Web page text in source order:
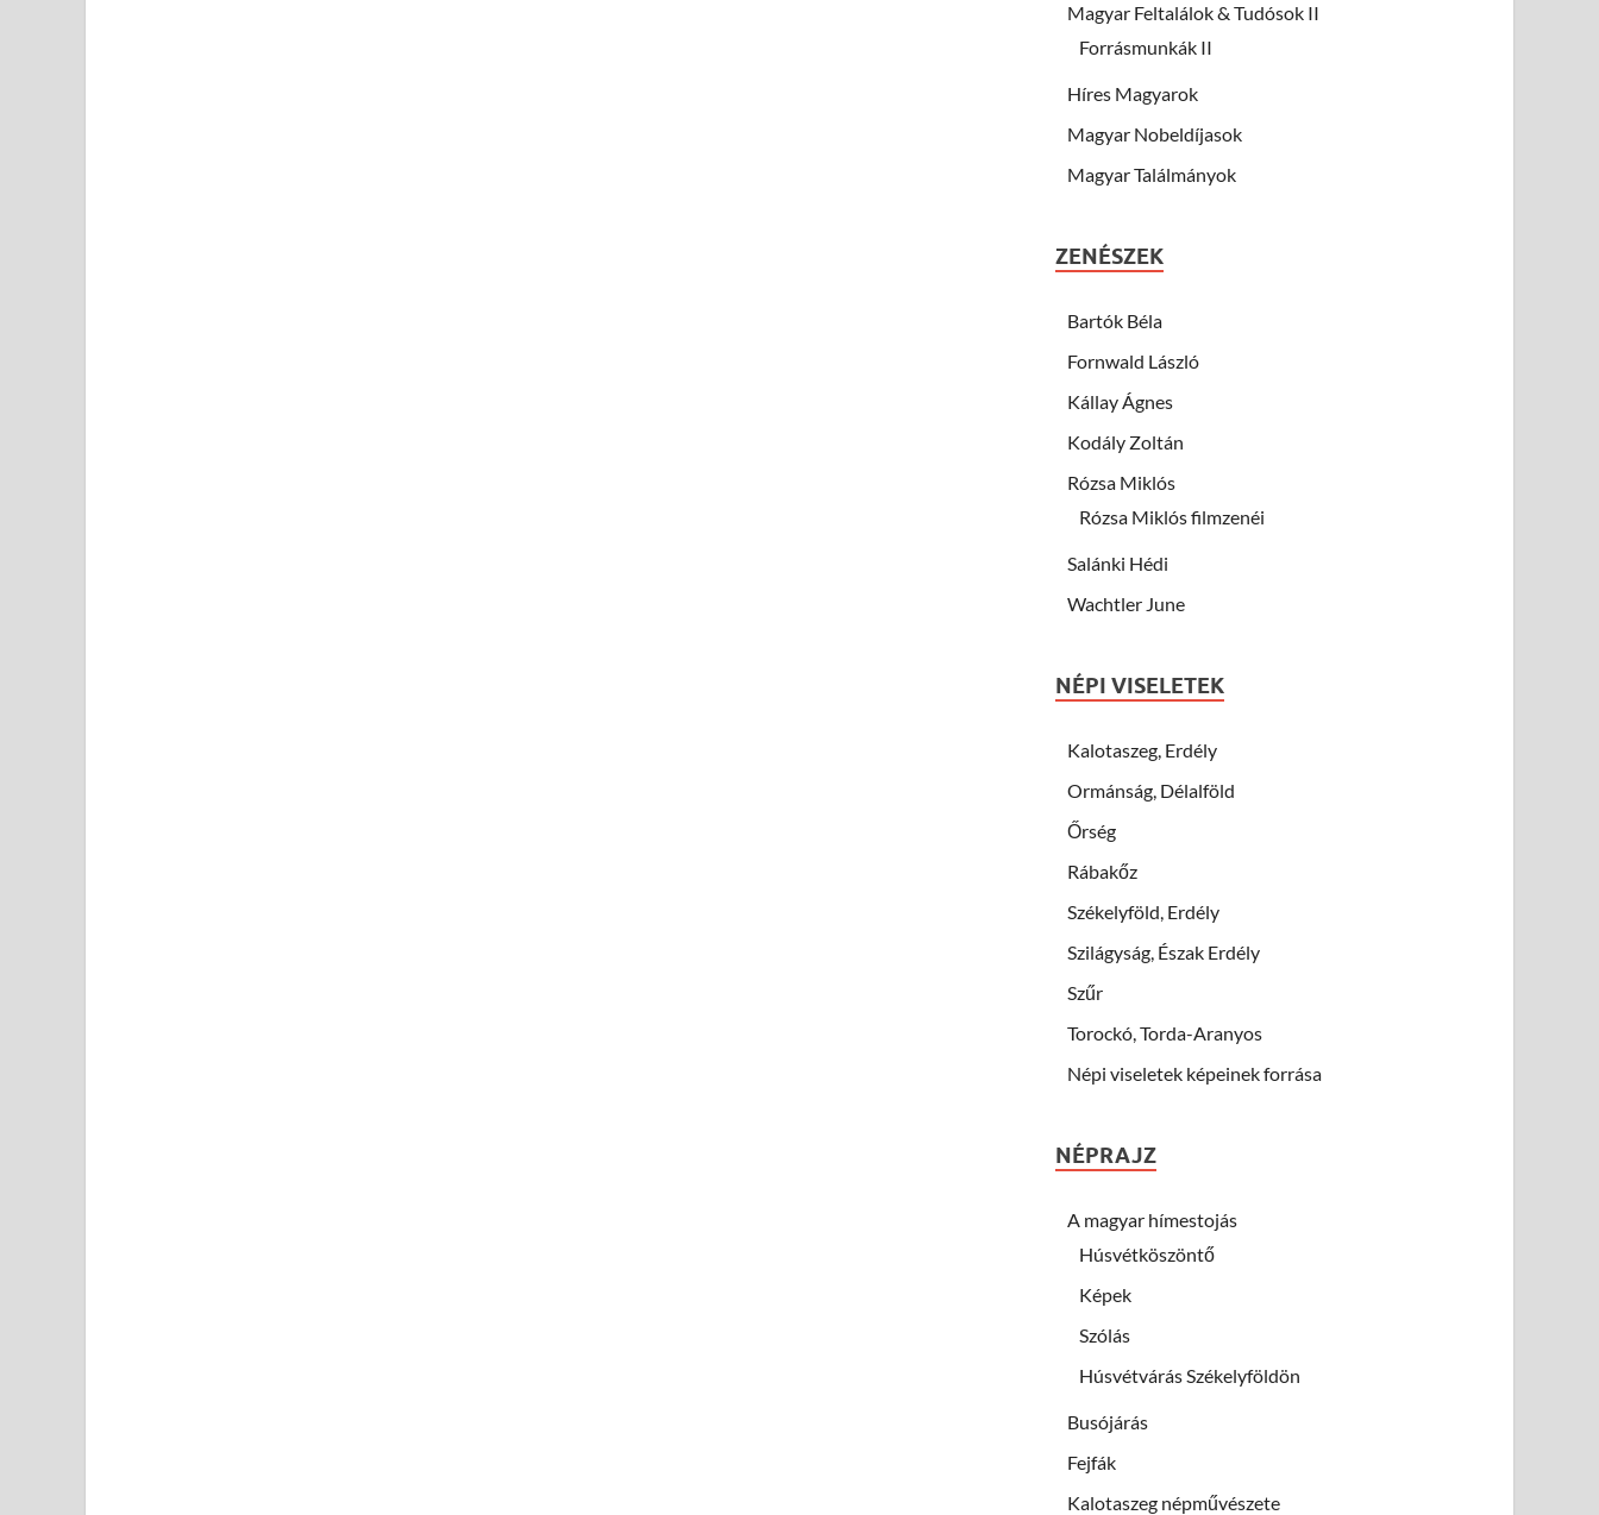
Magyar Feltalálok & Tudósok II
Forrásmunkák II
Híres Magyarok
Magyar Nobeldíjasok
Magyar Találmányok
ZENÉSZEK
Bartók Béla
Fornwald László
Kállay Ágnes
Kodály Zoltán
Rózsa Miklós
Rózsa Miklós filmzenéi
Salánki Hédi
Wachtler June
NÉPI VISELETEK
Kalotaszeg, Erdély
Ormánság, Délalföld
Őrség
Rábakőz
Székelyföld, Erdély
Szilágyság, Észak Erdély
Szűr
Torockó, Torda-Aranyos
Népi viseletek képeinek forrása
NÉPRAJZ
A magyar hímestojás
Húsvétköszöntő
Képek
Szólás
Húsvétvárás Székelyföldön
Busójárás
Fejfák
Kalotaszeg népművészete